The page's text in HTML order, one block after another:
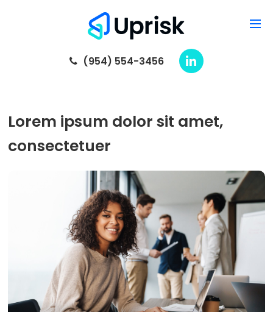
(954) 554-3456
Lorem ipsum dolor sit amet,
consectetuer